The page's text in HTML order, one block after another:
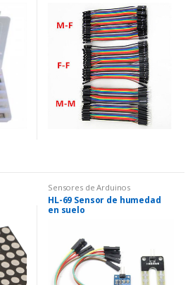
Sensores de Arduinos
HL-69 Sensor de humedad
en suelo